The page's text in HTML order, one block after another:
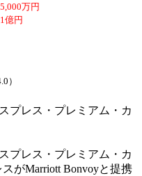
万円
億円
プレス・プレミアム・カ
プレス・プレミアム・カ
がMarriott Bonvoyと提携